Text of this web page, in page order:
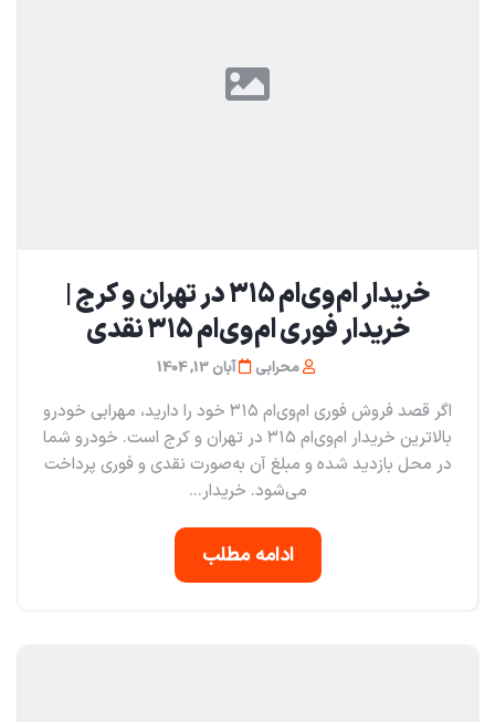
خریدار ام‌وی‌ام ۳۱۵ در تهران و کرج |
خریدار فوری ام‌وی‌ام ۳۱۵ نقدی
محرابی آبان 13, 1404
اگر قصد فروش فوری ام‌وی‌ام ۳۱۵ خود را دارید، مهرابی خودرو
بالاترین خریدار ام‌وی‌ام ۳۱۵ در تهران و کرج است. خودرو شما
در محل بازدید شده و مبلغ آن به‌صورت نقدی و فوری پرداخت
می‌شود. خریدار...
ادامه مطلب